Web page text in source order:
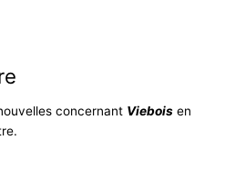
concernant Viebois en